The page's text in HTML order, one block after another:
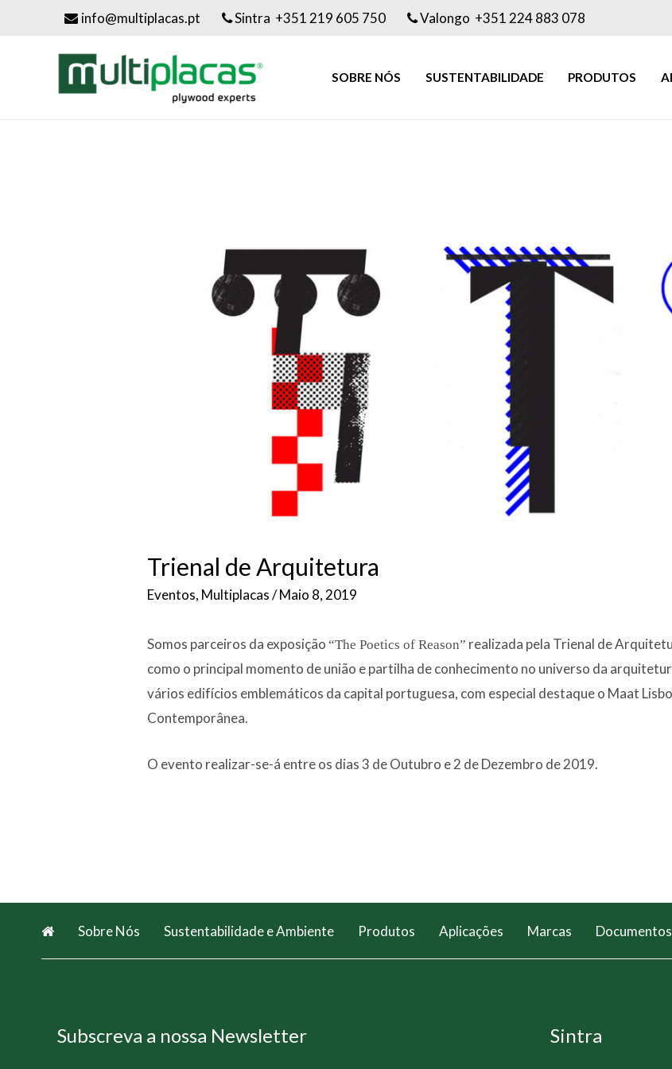
info@multiplacas.pt Sintra +351 219 605 750 Valongo +351 224 883 078
SOBRE NÓS SUSTENTABILIDADE PRODUTOS
Trienal de Arquitetura
Eventos, Multiplacas/Maio 8, 2019
Somos parceiros da exposição“The Poetics of Reason” realizada pela Trienal de
como o principal momento de união e partilha de conhecimento no universo da
vários edifícios emblemáticos da capital portuguesa, com especial destaque o Maat
Contemporânea.
O evento realizar-se-á entre os dias 3 de Outubro e 2 de Dezembro de 2019.
Sobre Nós Sustentabilidade e Ambiente Produtos Aplicações Marcas Documentos
Subscreva a nossa Newsletter Sintra